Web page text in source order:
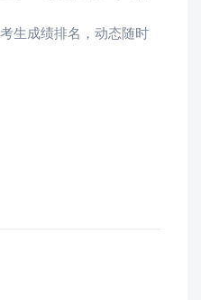
生成绩排名，动态随时